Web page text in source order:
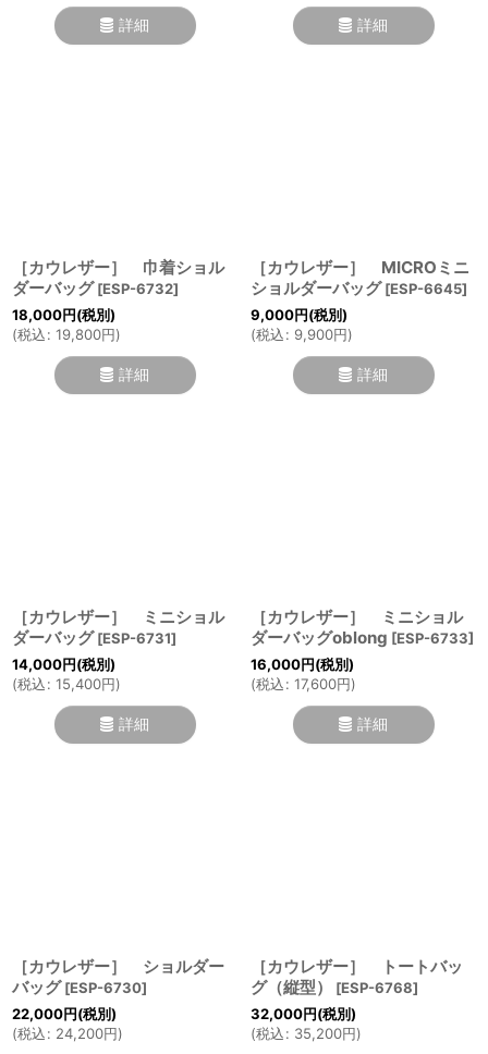
詳細 詳細
［カウレザー］ 巾着ショル
ダーバッグ [ESP-6732]
18,000円(税別)
(税込: 19,800円)
詳細
［カウレザー］ MICROミニ
ショルダーバッグ [ESP-6645]
9,000円(税別)
(税込: 9,900円)
詳細
［カウレザー］ ミニショル
ダーバッグ [ESP-6731]
14,000円(税別)
(税込: 15,400円)
詳細
［カウレザー］ ミニショル
ダーバッグoblong [ESP-6733]
16,000円(税別)
(税込: 17,600円)
詳細
［カウレザー］ ショルダー
バッグ [ESP-6730]
22,000円(税別)
(税込: 24,200円)
［カウレザー］ トートバッ
グ（縦型）
[ESP-6768]
32,000円(税別)
(税込: 35,200円)